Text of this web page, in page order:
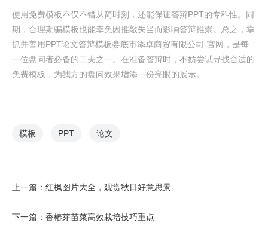
使用免费模板不仅不错从简时刻，还能保证答辩PPT的专科性。同
期，合理期骗模板也能幸免因推敲失当而影响答辩推崇。总之，掌
抓并善用PPT论文答辩模板娄底市添卓商贸有限公司-官网，是每
一位盘问者必备的工夫之一。在准备答辩时，不妨尝试寻找合适的
免费模板，为我方的盘问效果增添一份亮眼的展示。
模板 PPT 论文
上一篇： 红枫图片大全，观赏秋日好意思景
下一篇： 香椿芽苗菜高效栽培技巧重点